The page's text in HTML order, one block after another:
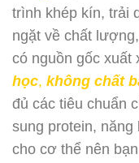
trình khép kín, trải
ngặt về chất
có nguồn gốc xuất
học, không chất
đủ các tiêu chuẩn
sung protein,
cho cơ thể nên